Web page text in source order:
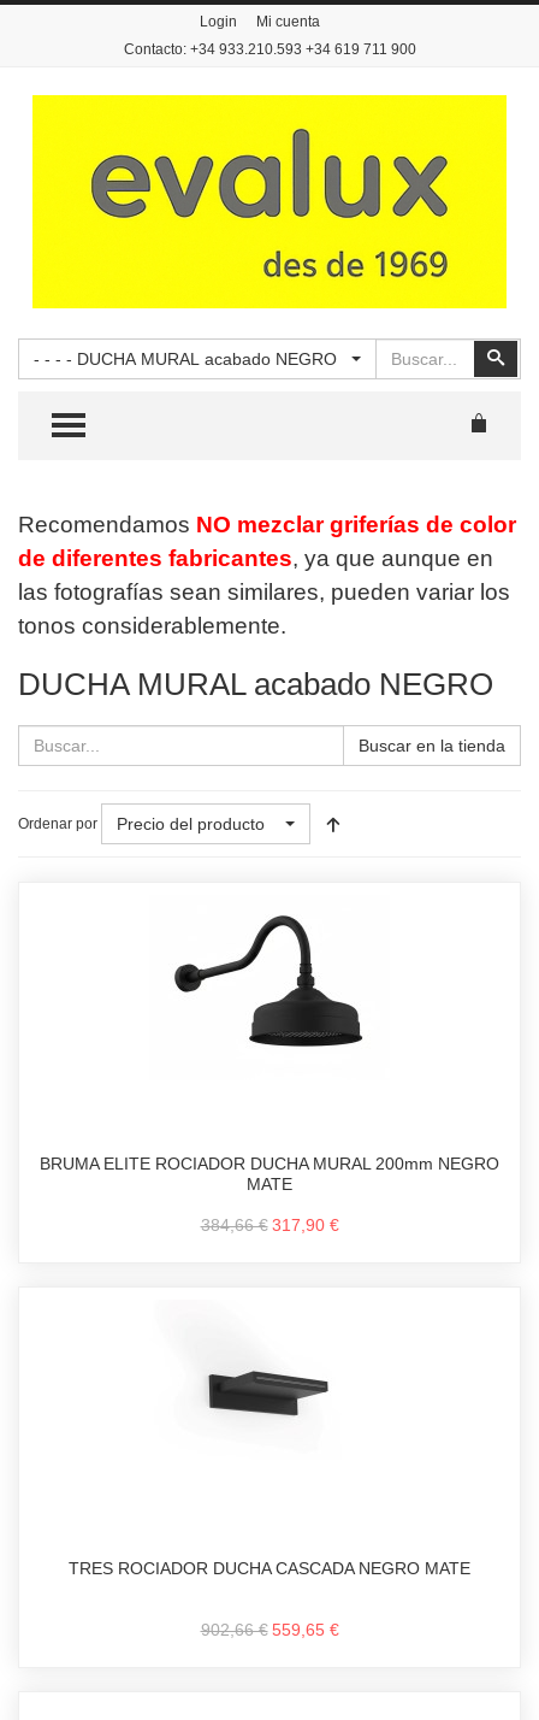
Login
Mi cuenta
Contacto: +34 933.210.593 +34 619 711 900
- - - - DUCHA MURAL acabado NEGRO
TOGGLE MENU
Recomendamos NO mezclar griferías de color
de diferentes fabricantes, ya que aunque en
las fotografías sean similares, pueden variar los
tonos considerablemente.
DUCHA MURAL acabado NEGRO
Buscar en la tienda
Ordenar por Precio del producto
BRUMA ELITE ROCIADOR DUCHA MURAL 200mm NEGRO
MATE
384,66 € 317,90 €
TRES ROCIADOR DUCHA CASCADA NEGRO MATE
902,66 € 559,65 €